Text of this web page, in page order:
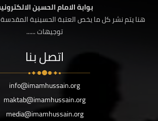
بوابة الامام الحسين
هنا يتم نشر كل ما يخص العتبة الحسينية
توجيهات ......
اتصل بنا
info@imamhussain.org
maktab@imamhussain.org
media@imamhussain.org